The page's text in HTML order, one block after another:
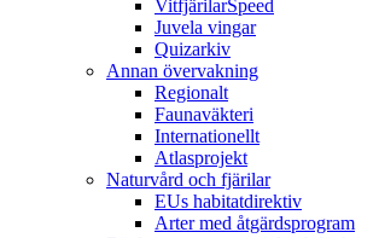
VitfjärilarSpeed
Juvela vingar
Quizarkiv
Annan övervakning
Regionalt
Faunaväkteri
Internationellt
Atlasprojekt
Naturvård och fjärilar
EUs habitatdirektiv
Arter med åtgärdsprogram